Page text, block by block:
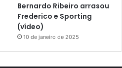
Bernardo Ribeiro arrasou
Frederico e Sporting
(vídeo)
10 de janeiro de 2025